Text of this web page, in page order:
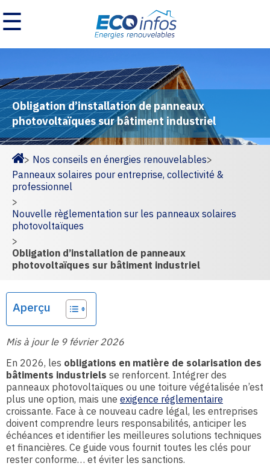
☰
Obligation d’installation de panneaux
photovoltaïques sur bâtiment industriel
Homepage
> Nos conseils en énergies renouvelables>
Panneaux solaires pour entreprise, collectivité &
professionnel
>
Nouvelle règlementation sur les panneaux solaires
photovoltaïques
>
Obligation d’installation de panneaux
photovoltaïques sur bâtiment industriel
Aperçu
Mis à jour le 9 février 2026
En 2026, les obligations en matière de solarisation des
bâtiments industriels se renforcent. Intégrer des
panneaux photovoltaïques ou une toiture végétalisée n’est
plus une option, mais une exigence réglementaire
croissante. Face à ce nouveau cadre légal, les entreprises
doivent comprendre leurs responsabilités, anticiper les
échéances et identifier les meilleures solutions techniques
et financières. Ce guide vous fournit toutes les clés pour
rester conforme… et éviter les sanctions.